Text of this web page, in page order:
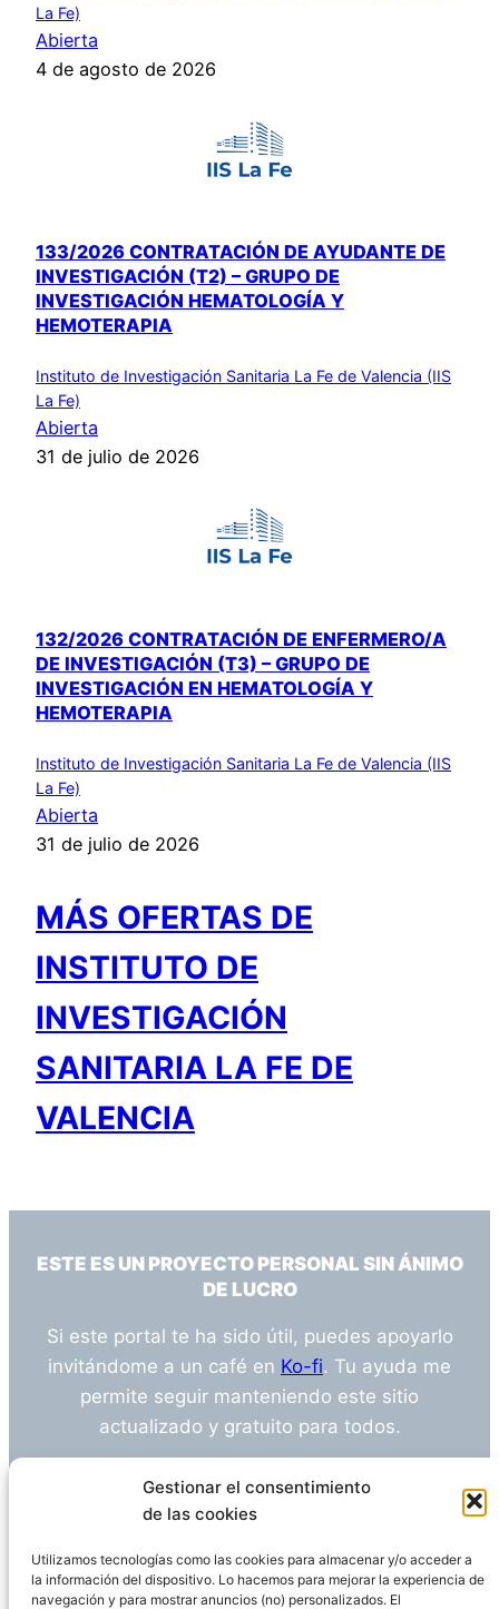
Gestionar el consentimiento
de las cookies
Utilizamos tecnologías como las cookies para almacenar y/o acceder a
la información del dispositivo. Lo hacemos para mejorar la experiencia de
navegación y para mostrar anuncios (no) personalizados. El
La Fe)
Abierta
4 de agosto de 2026
133/2026 CONTRATACIÓN DE AYUDANTE DE
INVESTIGACIÓN (T2) – GRUPO DE
INVESTIGACIÓN HEMATOLOGÍA Y
HEMOTERAPIA
Instituto de Investigación Sanitaria La Fe de Valencia (IIS
La Fe)
Abierta
31 de julio de 2026
132/2026 CONTRATACIÓN DE ENFERMERO/A
DE INVESTIGACIÓN (T3) – GRUPO DE
INVESTIGACIÓN EN HEMATOLOGÍA Y
HEMOTERAPIA
Instituto de Investigación Sanitaria La Fe de Valencia (IIS
La Fe)
Abierta
31 de julio de 2026
MÁS OFERTAS DE
INSTITUTO DE
INVESTIGACIÓN
SANITARIA LA FE DE
VALENCIA
ESTE ES UN PROYECTO PERSONAL SIN ÁNIMO
DE LUCRO
Si este portal te ha sido útil, puedes apoyarlo
invitándome a un café en Ko-fi. Tu ayuda me
permite seguir manteniendo este sitio
actualizado y gratuito para todos.
¿Tienes alguna duda o sugerencia? Escríbeme
info@empleosanitarioinvestigacion.es